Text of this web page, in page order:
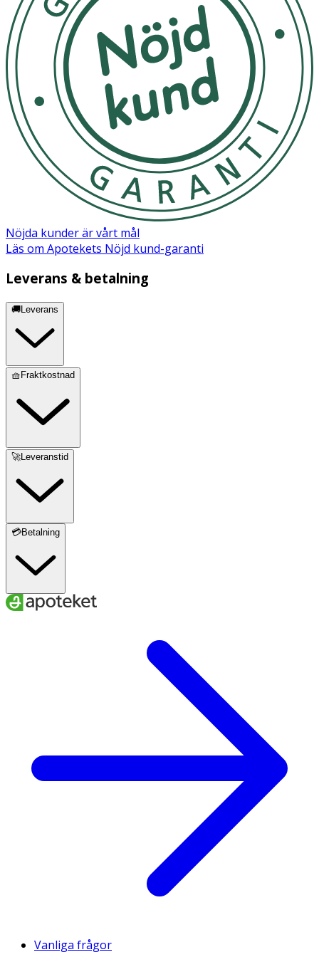
Ingredienser:
Butyl Acetate Ethyl Acetate Nitrocellulose Adipic
Acid/Neopentyl Glycol/Trimellitic Anhydride Copolymer
Acetyl Tributyl Citrate Isopropyl Alcohol Stearalkonium
Bentonite Acrylates Copolymer Sucrose Acetate
Isobutyrate CI 77891 CI 77742 N-Butyl Alcohol Etocrylene
Silica Diacetone Alcohol Sorbic Acid Phosphoric Acid
Dimethicone Kaolin Trimethylsiloxysilicate
Trimethylpentanediyl Dibenzoate CI 19140 CI 15850 CI
77499 CI 77510
Nöjda kunder är vårt mål
Läs om Apotekets Nöjd kund-garanti
Leverans & betalning
🚚Leverans
🧺Fraktkostnad
🚀Leveranstid
💳Betalning
Vanliga frågor